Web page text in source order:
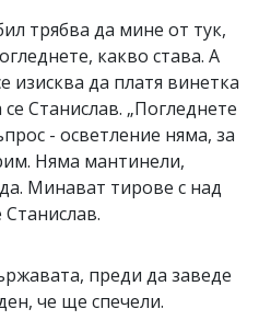
трябва да мине от тук,
какво става. А
изисква да платя винетка
Станислав. „Погледнете
- осветление няма, за
Няма мантинели,
Минават тирове с над
преди да заведе
че ще спечели.